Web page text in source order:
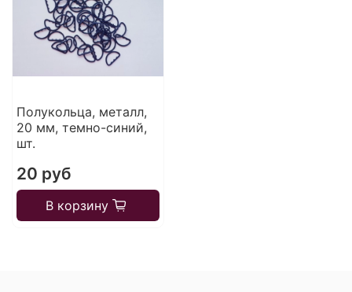
Полукольца, металл,
20 мм, темно-синий,
шт.
20 руб
В корзину